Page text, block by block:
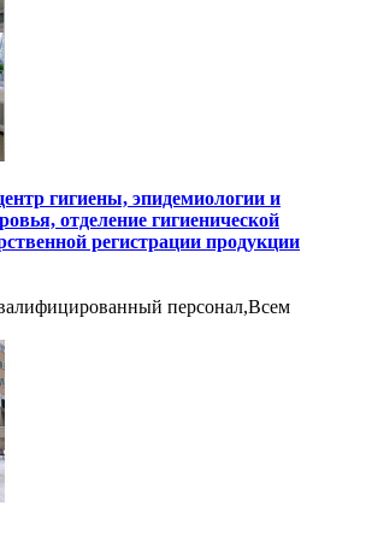
гигиены, эпидемиологии и
отделение гигиенической
регистрации продукции
персонал,Всем